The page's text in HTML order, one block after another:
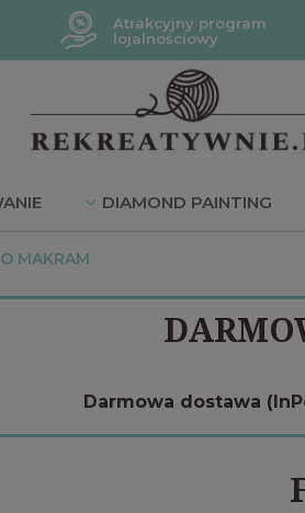
Atrakcyjny program
lojalnościowy
DIAMOND PAINTING
MAKRAM
Darmowa dostawa